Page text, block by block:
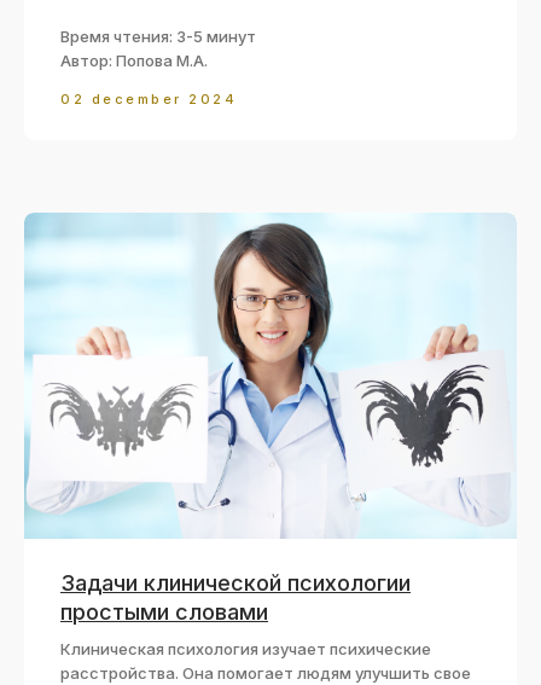
Время чтения: 3-5 минут
Автор: Попова М.А.
02 december 2024
Задачи клинической психологии
простыми словами
Клиническая психология изучает психические
расстройства. Она помогает людям улучшить свое
Согласие на обработку
персональных данных
Политика в отношении
данных
Политика в отношении
файлов cookie
Пользовательское
соглашение
Правила возврата денежных
средств
Оферта на заключение
договора
организации
Центр карьеры
Отзывы
Наши партнеры